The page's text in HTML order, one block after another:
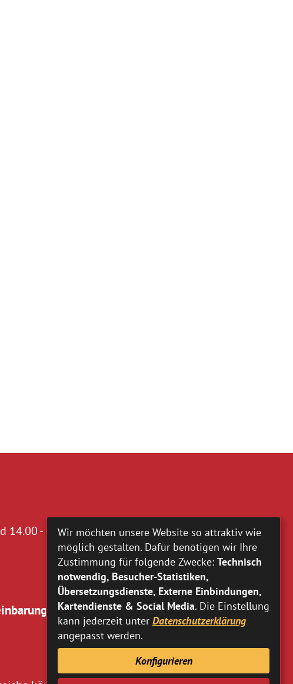
14.00 - 16.00 UhrWir möchten unsere Website so attraktiv wie
möglich gestalten. Dafür benötigen wir Ihre
Zustimmung für folgende Zwecke: Technisch
notwendig, Besucher-Statistiken,
Übersetzungsdienste, Externe Einbindungen,
Kartendienste & Social Media. Die Einstellung
kann jederzeit unter Datenschutzerklärung
angepasst werden.
Konfigurieren